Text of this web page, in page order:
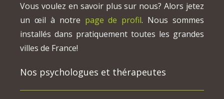
Vous voulez en savoir plus sur nous? Alors jetez
un œil à notre page de profil. Nous sommes
installés dans pratiquement toutes les grandes
villes de France!
Nos psychologues et thérapeutes